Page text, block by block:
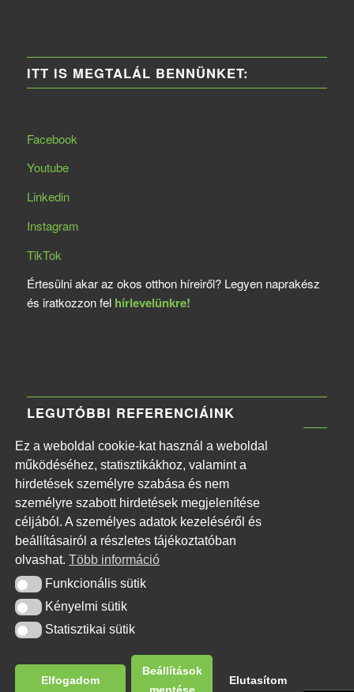
Ez a weboldal cookie-kat használ a weboldal
működéséhez, statisztikákhoz, valamint a
hirdetések személyre szabása és nem
személyre szabott hirdetések megjelenítése
céljából. A személyes adatok kezeléséről és
beállításairól a részletes tájékoztatóban
olvashat.Több információ
Funkcionális sütik
Funkcionális sütik
Kényelmi sütik
Kényelmi sütik
Statisztikai sütik
Statisztikai sütik
Elfogadom
Beállítások
Elutasítom
ITT IS MEGTALÁL BENNÜNKET:
Facebook
Youtube
Linkedin
Instagram
TikTok
Értesülni akar az okos otthon híreiről? Legyen naprakész
és iratkozzon fel hírlevelünkre!
LEGUTÓBBI REFERENCIÁINK
MTVA Központi Irodaház
2026-06-11 - 13:30
Naphegy téri MTI székház
2026-06-11 - 13:26
Budapest Főváros II. kerületi Önkormányzat
2026-06-11 - 13:20
XVI. kerületi Kormányhivatal tűzjelző rendszer
telepítése
2026-06-11 - 13:17